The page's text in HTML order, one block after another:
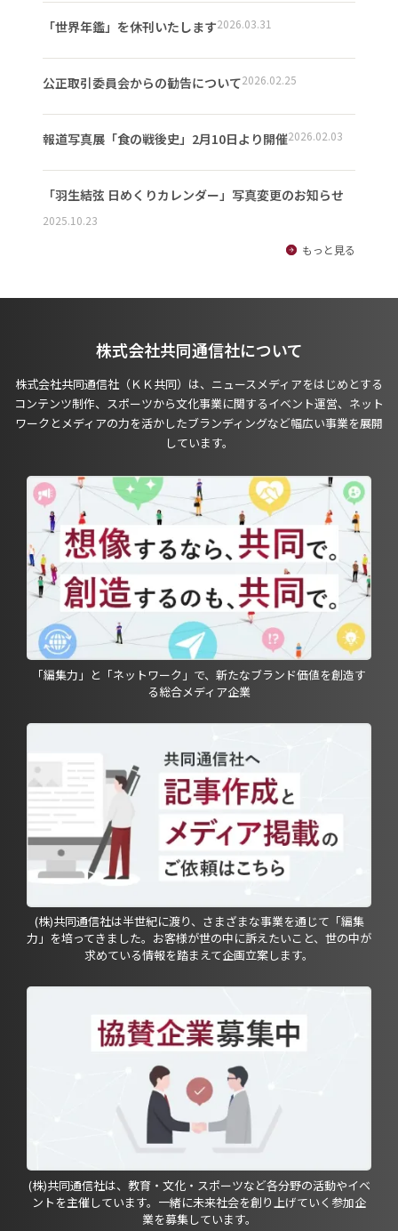
「世界年鑑」を休刊いたします2026.03.31
公正取引委員会からの勧告について2026.02.25
報道写真展「食の戦後史」2月10日より開催2026.02.03
「羽生結弦 日めくりカレンダー」写真変更のお知らせ
2025.10.23
もっと見る
株式会社共同通信社について
株式会社共同通信社（ＫＫ共同）は、ニュースメディアをはじめとする
コンテンツ制作、スポーツから文化事業に関するイベント運営、ネット
ワークとメディアの力を活かしたブランディングなど幅広い事業を展開
しています。
「編集力」と「ネットワーク」で、新たなブランド価値を創造す
る総合メディア企業
(株)共同通信社は半世紀に渡り、さまざまな事業を通じて「編集
力」を培ってきました。お客様が世の中に訴えたいこと、世の中が
求めている情報を踏まえて企画立案します。
(株)共同通信社は、教育・文化・スポーツなど各分野の活動やイベ
ントを主催しています。一緒に未来社会を創り上げていく参加企
業を募集しています。